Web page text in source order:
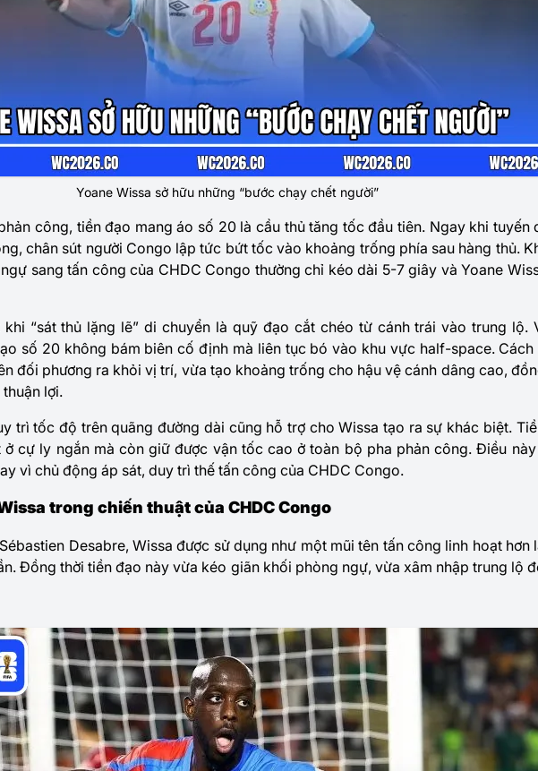
Yoane Wissa sở hữu những “bước chạy chết người”
công, tiền đạo mang áo số 20 là cầu thủ tăng tốc đầu tiên. Ngay khi tuyến
chân sút người Congo lập tức bứt tốc vào khoảng trống phía sau hàng thủ.
sang tấn công của CHDC Congo thường chỉ kéo dài 5-7 giây và Yoane
“sát thủ lặng lẽ” di chuyển là quỹ đạo cắt chéo từ cánh trái vào trung lộ.
số 20 không bám biên cố định mà liên tục bó vào khu vực half-space. Cách
đối phương ra khỏi vị trí, vừa tạo khoảng trống cho hậu vệ cánh dâng cao,
lợi.
trì tốc độ trên quãng đường dài cũng hỗ trợ cho Wissa tạo ra sự khác biệt.
cự ly ngắn mà còn giữ được vận tốc cao ở toàn bộ pha phản công. Điều
vì chủ động áp sát, duy trì thế tấn công của CHDC Congo.
trong chiến thuật của CHDC Congo
Desabre, Wissa được sử dụng như một mũi tên tấn công linh hoạt hơn
Đồng thời tiền đạo này vừa kéo giãn khối phòng ngự, vừa xâm nhập trung lộ